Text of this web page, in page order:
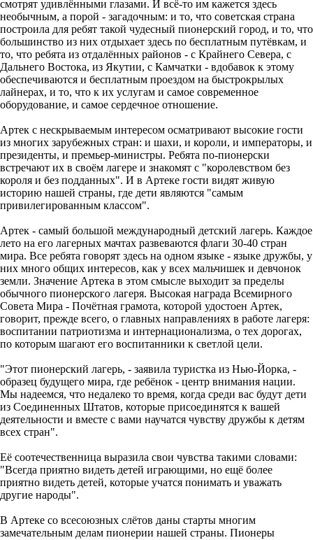
смотрят удивлёнными глазами. И всё-то им кажется здесь
необычным, а порой - загадочным: и то, что советская страна
построила для ребят такой чудесный пионерский город, и то, что
большинство из них отдыхает здесь по бесплатным путёвкам, и
то, что ребята из отдалённых районов - с Крайнего Севера, с
Дальнего Востока, из Якутии, с Камчатки - вдобавок к этому
обеспечиваются и бесплатным проездом на быстрокрылых
лайнерах, и то, что к их услугам и самое современное
оборудование, и самое сердечное отношение.
Артек с нескрываемым интересом осматривают высокие гости
из многих зарубежных стран: и шахи, и короли, и императоры, и
президенты, и премьер-министры. Ребята по-пионерски
встречают их в своём лагере и знакомят с "королевством без
короля и без подданных". И в Артеке гости видят живую
историю нашей страны, где дети являются "самым
привилегированным классом".
Артек - самый большой международный детский лагерь. Каждое
лето на его лагерных мачтах развеваются флаги 30-40 стран
мира. Все ребята говорят здесь на одном языке - языке дружбы, у
них много общих интересов, как у всех мальчишек и девчонок
земли. Значение Артека в этом смысле выходит за пределы
обычного пионерского лагеря. Высокая награда Всемирного
Совета Мира - Почётная грамота, которой удостоен Артек,
говорит, прежде всего, о главных направлениях в работе лагеря:
воспитании патриотизма и интернационализма, о тех дорогах,
по которым шагают его воспитанники к светлой цели.
"Этот пионерский лагерь, - заявила туристка из Нью-Йорка, -
образец будущего мира, где ребёнок - центр внимания нации.
Мы надеемся, что недалеко то время, когда среди вас будут дети
из Соединенных Штатов, которые присоединятся к вашей
деятельности и вместе с вами научатся чувству дружбы к детям
всех стран".
Её соотечественница выразила свои чувства такими словами:
"Всегда приятно видеть детей играющими, но ещё более
приятно видеть детей, которые учатся понимать и уважать
другие народы".
В Артеке со всесоюзных слётов даны старты многим
замечательным делам пионерии нашей страны. Пионеры